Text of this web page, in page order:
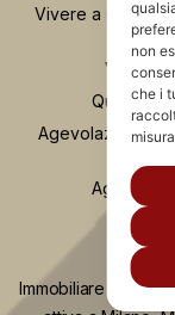
Vivere a
Vivere a
Quartiere
Agevolazione
Immobiliare
non
che i